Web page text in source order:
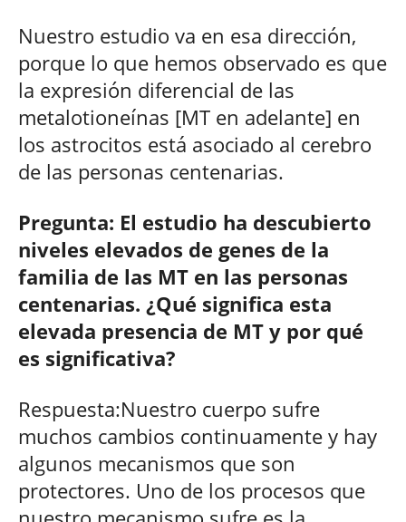
Nuestro estudio va en esa dirección,
porque lo que hemos observado es que
la expresión diferencial de las
metalotioneínas [MT en adelante] en
los astrocitos está asociado al cerebro
de las personas centenarias.
Pregunta: El estudio ha descubierto
niveles elevados de genes de la
familia de las MT en las personas
centenarias. ¿Qué significa esta
elevada presencia de MT y por qué
es significativa?
Respuesta:Nuestro cuerpo sufre
muchos cambios continuamente y hay
algunos mecanismos que son
protectores. Uno de los procesos que